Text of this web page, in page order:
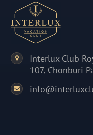
Interlux Club
107, Chonburi